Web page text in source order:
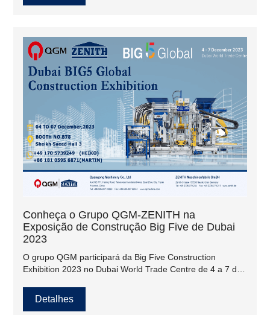
Conheça o Grupo QGM-ZENITH na
Exposição de Construção Big Five de Dubai
2023
O grupo QGM participará da Big Five Construction
Exhibition 2023 no Dubai World Trade Centre de 4 a 7 de
dezembro de 2023
Detalhes